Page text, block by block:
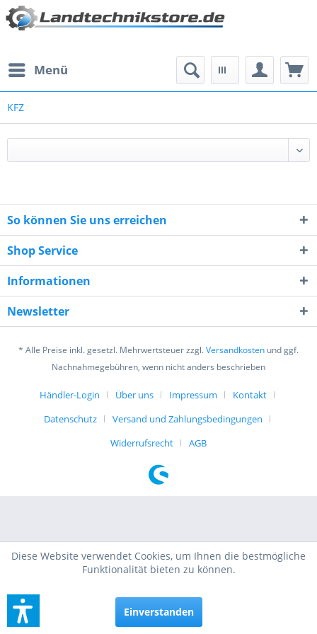
Menü
KFZ
So können Sie uns erreichen
Shop Service
Informationen
Newsletter
* Alle Preise inkl. gesetzl. Mehrwertsteuer zzgl.Versandkosten und ggf.
Nachnahmegebühren, wenn nicht anders beschrieben
Händler-Login Über uns Impressum
Kontakt
Datenschutz
Versand und Zahlungsbedingungen
Widerrufsrecht
AGB
Diese Website verwendet Cookies, um Ihnen die bestmögliche
Funktionalität bieten zu können.
Einverstanden